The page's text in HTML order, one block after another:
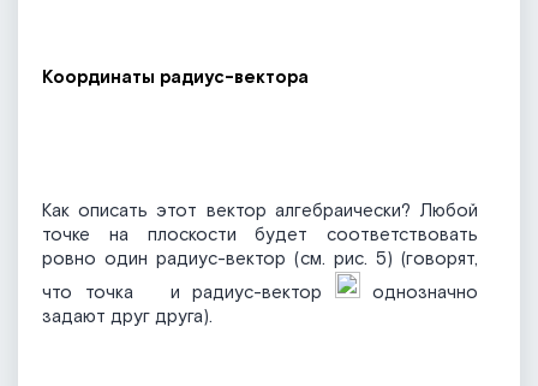
Координаты радиус-вектора
Как описать этот вектор алгебраически? Любой
точке на плоскости будет соответствовать
ровно один радиус-вектор (см. рис. 5) (говорят,
что точка
и радиус-вектор
однозначно
задают друг друга).